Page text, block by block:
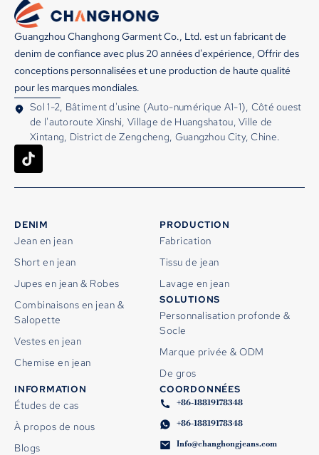
Guangzhou Changhong Garment Co., Ltd. est un fabricant de
denim de confiance avec plus 20 années d'expérience, Offrir des
conceptions personnalisées et une production de haute qualité
pour les marques mondiales.
Sol 1-2, Bâtiment d'usine (Auto-numérique A1-1), Côté ouest
de l'autoroute Xinshi, Village de Huangshatou, Ville de
Xintang, District de Zengcheng, Guangzhou City, Chine.
DENIM
Jean en jean
Short en jean
Jupes en jean & Robes
Combinaisons en jean &
Salopette
Vestes en jean
Chemise en jean
PRODUCTION
Fabrication
Tissu de jean
Lavage en jean
SOLUTIONS
Personnalisation profonde &
Socle
Marque privée & ODM
De gros
INFORMATION
Études de cas
À propos de nous
Blogs
COORDONNÉES
+86-18819178348
+86-18819178348
Info@changhongjeans.com